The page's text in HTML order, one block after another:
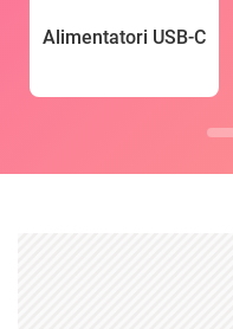
Alimentatori USB-C